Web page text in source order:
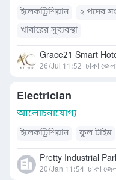
ইলেকট্রিশিয়ান
২ পদের
খাবারের সুব্যবস্থা
Grace21 Smart
26/Jul 11:52 ঢাকা
Electrician
আলোচনাযোগ্য
ইলেকট্রিশিয়ান ফুল টাইম
Pretty Industrial
20/Jan 11:54 ঢাকা